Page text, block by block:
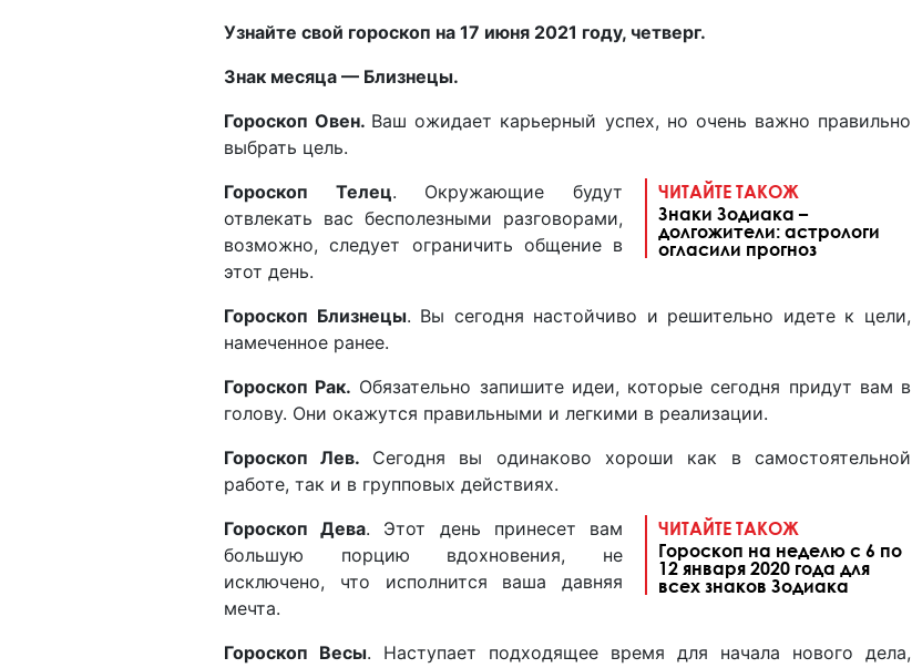
Узнайте свой гороскоп на 17 июня 2021 году, четверг.
Знак месяца — Близнецы.
Гороскоп Овен. Ваш ожидает карьерный успех, но очень важно правильно
выбрать цель.
ЧИТАЙТЕ ТАКОЖ
Знаки Зодиака –
долгожители: астрологи
огласили прогноз
Гороскоп Телец. Окружающие будут
отвлекать вас бесполезными разговорами,
возможно, следует ограничить общение в
этот день.
Гороскоп Близнецы. Вы сегодня настойчиво и решительно идете к цели,
намеченное ранее.
Гороскоп Рак. Обязательно запишите идеи, которые сегодня придут вам в
голову. Они окажутся правильными и легкими в реализации.
Гороскоп Лев. Сегодня вы одинаково хороши как в самостоятельной
работе, так и в групповых действиях.
ЧИТАЙТЕ ТАКОЖ
Гороскоп на неделю с 6 по
12 января 2020 года для
всех знаков Зодиака
Гороскоп Дева. Этот день принесет вам
большую порцию вдохновения, не
исключено, что исполнится ваша давняя
мечта.
Гороскоп Весы. Наступает подходящее время для начала нового дела,